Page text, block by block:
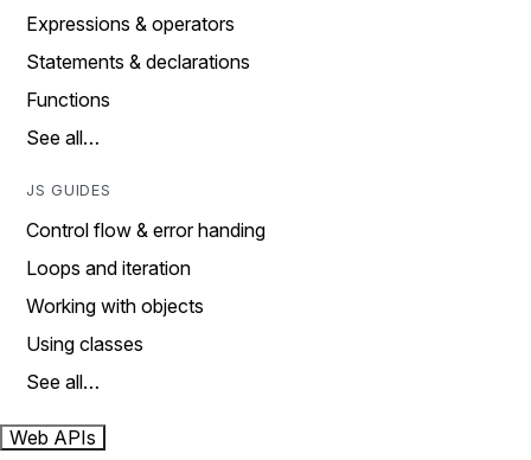
Expressions & operators
Statements & declarations
Functions
See all…
JS GUIDES
Control flow & error handing
Loops and iteration
Working with objects
Using classes
See all…
Web APIs